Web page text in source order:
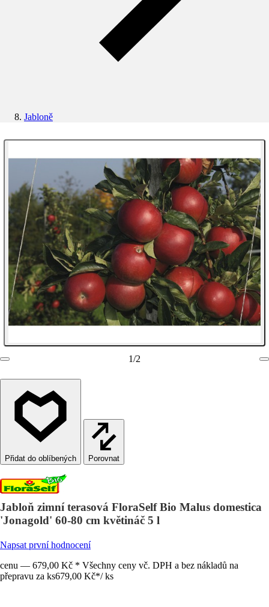
Jabloně
1/2
Porovnat
Jabloň zimní terasová FloraSelf Bio Malus domestica
'Jonagold' 60-80 cm květináč 5 l
Napsat první hodnocení
cenu — 679,00 Kč * Všechny ceny vč. DPH a bez nákladů na
přepravu za ks679,00 Kč*/ ks